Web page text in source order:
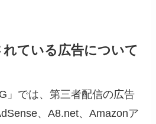
ている広告について
」では、第三者配信の広告
、A8.net、Amazonア